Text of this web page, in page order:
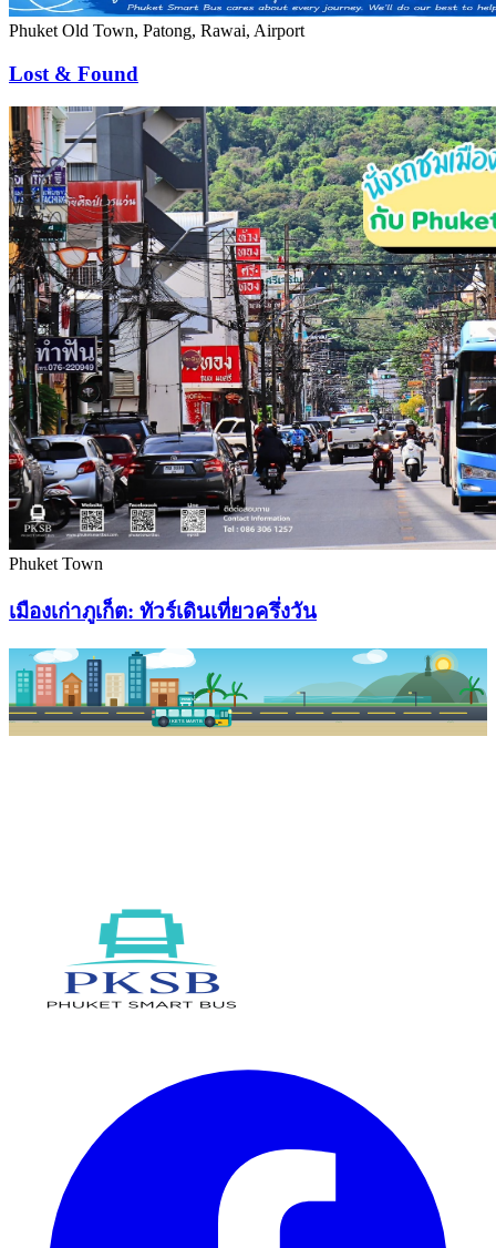
Phuket Old Town, Patong, Rawai, Airport
Lost & Found
Phuket Town
เมืองเก่าภูเก็ต: ทัวร์เดินเที่ยวครึ่งวัน
PKSB STOP
PHUKET SMART BUS R1